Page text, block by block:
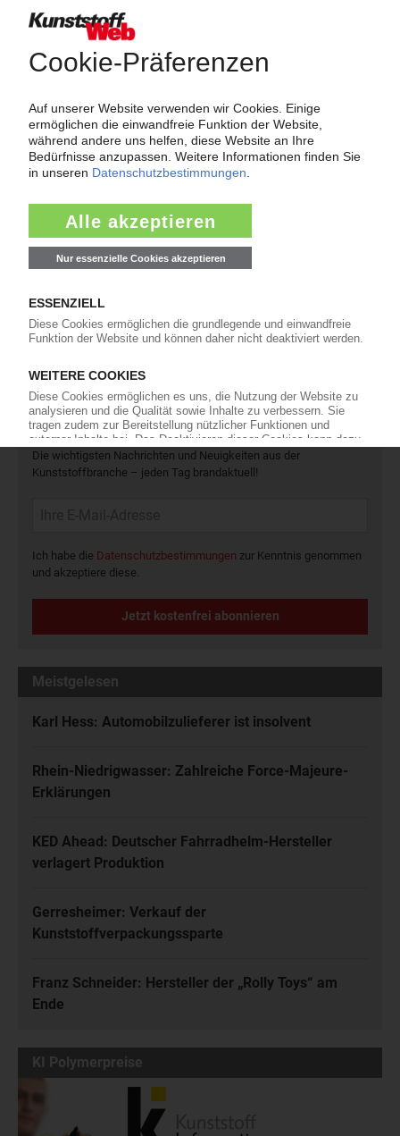
Force Majeure in der Kunststoffindustrie
Fragen und Antworten: Was Kunst­stoff­verarbeiter wissen müssen,
wenn der Lieferant nicht mehr liefert – Informationen zum
Jetzt lesen
Newsletter
Die wichtigsten Nachrichten und Neuigkeiten aus der
Kunststoffbranche – jeden Tag brandaktuell!
Ich habe die Datenschutzbestimmungen zur Kenntnis genommen
und akzeptiere diese.
Jetzt kostenfrei abonnieren
Meistgelesen
Karl Hess: Automobilzulieferer ist insolvent
Rhein-Niedrigwasser: Zahlreiche Force-Majeure-
Erklärungen
KED Ahead: Deutscher Fahrradhelm-Hersteller
verlagert Produktion
Gerresheimer: Verkauf der
Kunststoffverpackungssparte
Franz Schneider: Hersteller der „Rolly Toys“ am
Ende
KI Polymerpreise